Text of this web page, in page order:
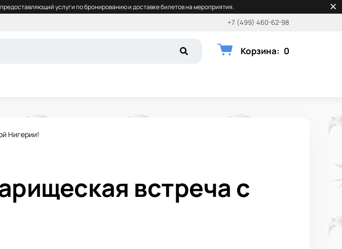
услуги по бронированию и доставке билетов на мероприятия.
+7 (499) 460-62-98
Корзина: 0
Нигерии!
встреча с